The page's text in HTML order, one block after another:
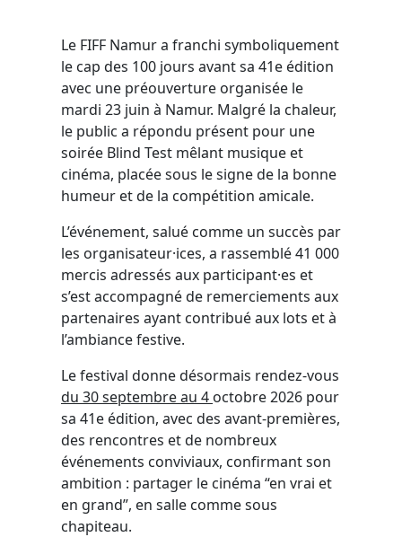
Le FIFF Namur a franchi symboliquement
le cap des 100 jours avant sa 41e édition
avec une préouverture organisée le
mardi 23 juin à Namur. Malgré la chaleur,
le public a répondu présent pour une
soirée Blind Test mêlant musique et
cinéma, placée sous le signe de la bonne
humeur et de la compétition amicale.
L’événement, salué comme un succès par
les organisateur·ices, a rassemblé 41 000
mercis adressés aux participant·es et
s’est accompagné de remerciements aux
partenaires ayant contribué aux lots et à
l’ambiance festive.
Le festival donne désormais rendez-vous
du 30 septembre au 4 octobre 2026 pour
sa 41e édition, avec des avant-premières,
des rencontres et de nombreux
événements conviviaux, confirmant son
ambition : partager le cinéma “en vrai et
en grand”, en salle comme sous
chapiteau.